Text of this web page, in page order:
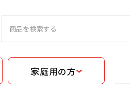
家庭用の方